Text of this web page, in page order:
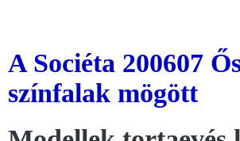
A Sociéta 200607
színfalak mögött